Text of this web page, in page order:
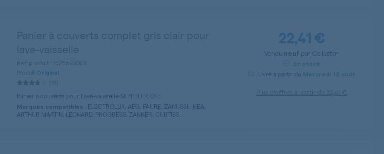
Original
Panier à couverts pour Lave-vaisselle SEPPELFRICKE
Marques compatibles : ELECTROLUX, AEG, FAURE, ZANUSSI, IKEA,
ARTHUR MARTIN, LEONARD, PROGRESS, ZANKER, CURTISS ...
22,41 €
Vendu neuf par Cellastor
En stock
Livré à partir du Mercredi 12 août